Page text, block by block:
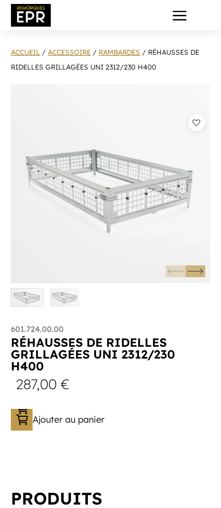
a
ACCUEIL /ACCESSOIRE / RAMBARDES / RÉHAUSSES DE
RIDELLES GRILLAGÉES UNI 2312/230 H400
601.724.00.00
RÉHAUSSES DE RIDELLES
GRILLAGÉES UNI 2312/230
H400
287,00€
Ajouter au panier
PRODUITS